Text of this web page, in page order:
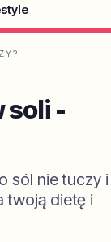
soli -
sól nie tuczy i
twoją dietę i